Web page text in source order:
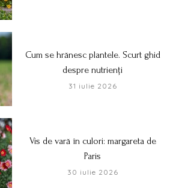
Cum se hrănesc plantele. Scurt ghid
despre nutrienți
31 iulie 2026
Vis de vară în culori: margareta de
Paris
30 iulie 2026